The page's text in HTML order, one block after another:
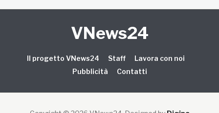
VNews24
Il progetto VNews24 Staff
Lavora con noi
Pubblicità
Contatti